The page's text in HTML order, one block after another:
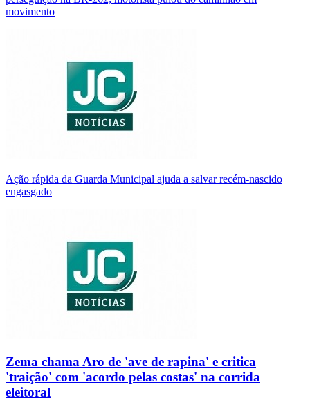
movimento
Ação rápida da Guarda Municipal ajuda a salvar recém-nascido
engasgado
Zema chama Aro de 'ave de rapina' e critica
'traição' com 'acordo pelas costas' na corrida
eleitoral